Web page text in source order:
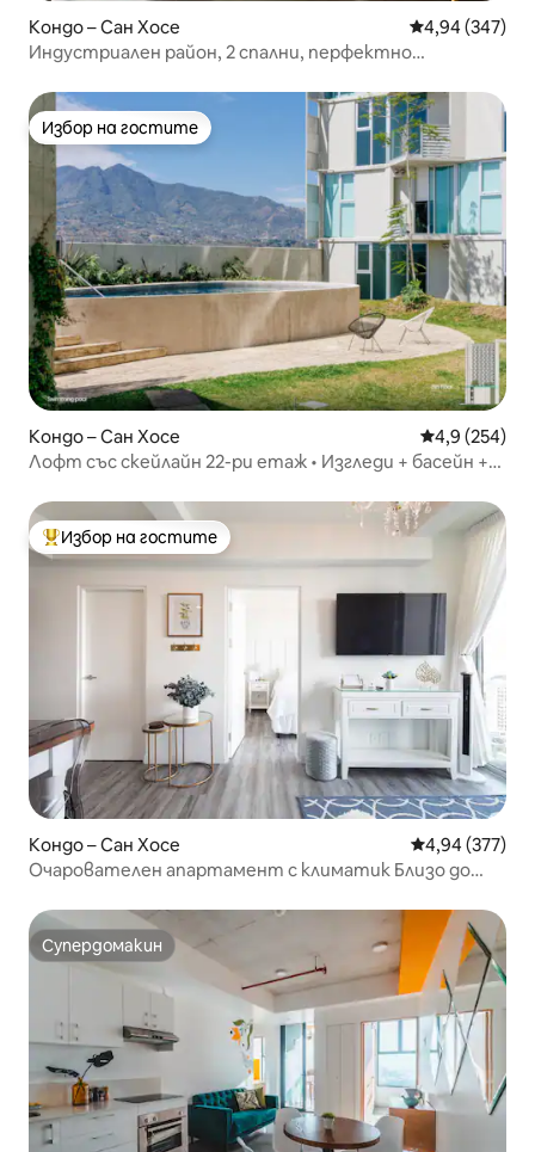
Кондо – Сан Хосе Средна
4,94 (347)
Индустриален район, 2 спални, перфектно
Избор на гостите
Избор на гостите
Кондо – Сан Хосе Средна
4,9 (254)
Лофт със скейлайн 22-ри етаж • Изгледи + басейн +
Най-популярен избор на гостите
Избор на гостите
Кондо – Сан Хосе Средна
4,94 (377)
Очарователен апартамент с климатик Близо до
Супердомакин
Супердомакин